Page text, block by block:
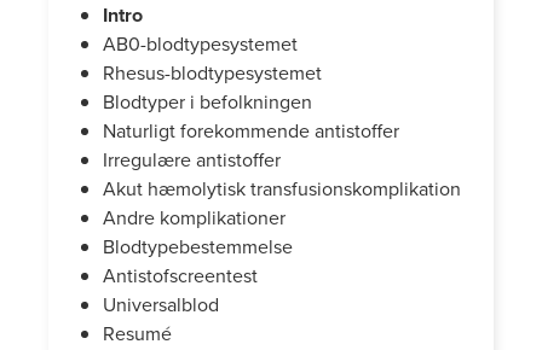
Intro
AB0-blodtypesystemet
Rhesus-blodtypesystemet
Blodtyper i befolkningen
Naturligt forekommende antistoffer
Irregulære antistoffer
Akut hæmolytisk transfusionskomplikation
Andre komplikationer
Blodtypebestemmelse
Antistofscreentest
Universalblod
Resumé